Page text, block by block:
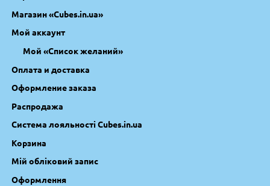
Магазин «Cubes.in.ua»
Мой аккаунт
Мой «Список желаний»
Оплата и доставка
Оформление заказа
Распродажа
Система лояльності Cubes.in.ua
Корзина
Мій обліковий запис
Оформлення